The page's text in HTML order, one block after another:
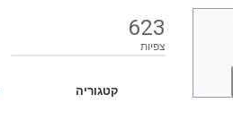
623
צפיות
קטגוריה